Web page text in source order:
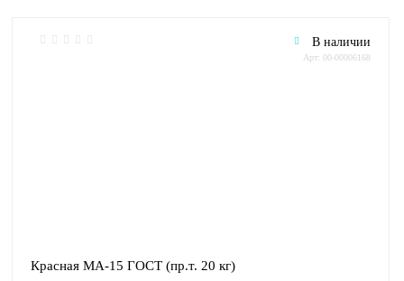
В наличии
Арт: 00-00006168
Красная МА-15 ГОСТ (пр.т. 20 кг)